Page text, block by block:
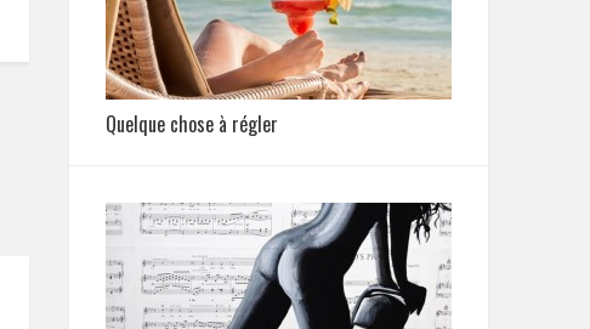
Quelque chose à régler